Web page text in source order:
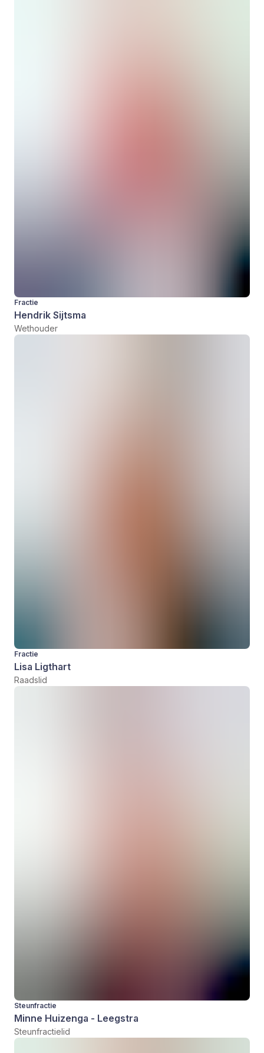
Fractie
Hendrik Sijtsma
Wethouder
Fractie
Lisa Ligthart
Raadslid
Steunfractie
Minne Huizenga - Leegstra
Steunfractielid